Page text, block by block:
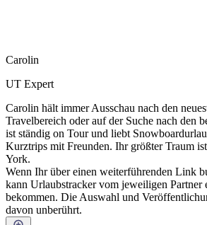
Carolin
UT Expert
Carolin hält immer Ausschau nach den
Travelbereich oder auf der Suche nach den
ist ständig on Tour und liebt
Kurztrips mit Freunden. Ihr größter Traum
York.
Wenn Ihr über einen weiterführenden Link
kann Urlaubstracker vom jeweiligen Partner
bekommen. Die Auswahl und
davon unberührt.